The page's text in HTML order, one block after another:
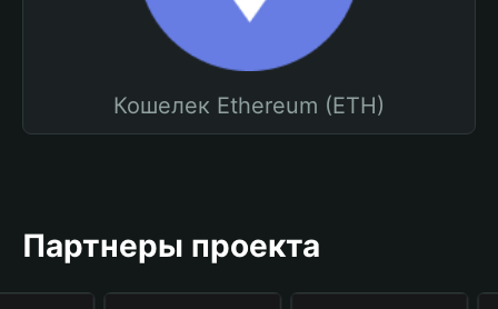
Кошелек Ethereum (ETH)
Партнеры проекта